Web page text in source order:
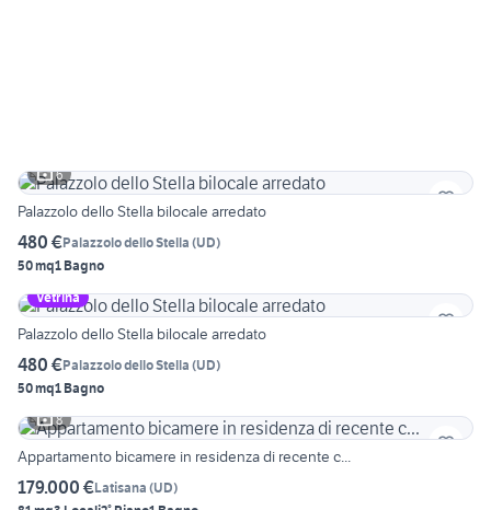
6
Palazzolo dello Stella bilocale arredato
480 €Palazzolo dello Stella (UD)
50 mq1 Bagno
Vetrina
Palazzolo dello Stella bilocale arredato
480 €Palazzolo dello Stella (UD)
50 mq1 Bagno
8
Appartamento bicamere in residenza di recente c...
179.000 €Latisana (UD)